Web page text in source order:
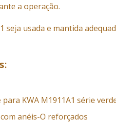
a operação.
seja usada e mantida
KWA M1911A1 série
anéis-O reforçados